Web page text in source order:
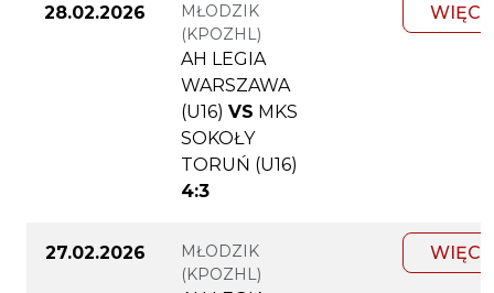
28.02.2026
MŁODZIK
(KPOZHL)
AH LEGIA
WARSZAWA
(U16) VS MKS
SOKOŁY
TORUŃ (U16)
4:3
27.02.2026
MŁODZIK
(KPOZHL)